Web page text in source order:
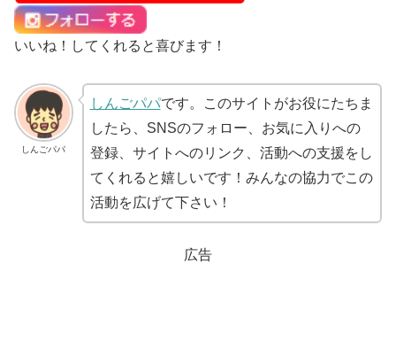
いいね！してくれると喜びます！
しんごパパ
しんごパパです。このサイトがお役にたちま
したら、SNSのフォロー、お気に入りへの
登録、サイトへのリンク、活動への支援をし
てくれると嬉しいです！みんなの協力でこの
活動を広げて下さい！
広告